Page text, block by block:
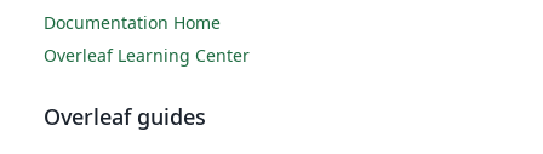
Documentation Home
Overleaf Learning Center
Overleaf guides